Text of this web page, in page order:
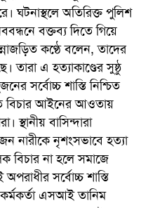
ঘটনাস্থলে অতিরিক্ত পুলিশ
বক্তব্য দিতে গিয়ে
কণ্ঠে বলেন, তাদের
তারা এ হত্যাকাণ্ডের সুষ্ঠু
সর্বোচ্চ শাস্তি নিশ্চিত
বিচার আইনের আওতায়
স্থানীয় বাসিন্দারা
নারীকে নৃশংসভাবে হত্যা
বিচার না হলে সমাজে
সর্বোচ্চ শাস্তি
এসআই তানিম